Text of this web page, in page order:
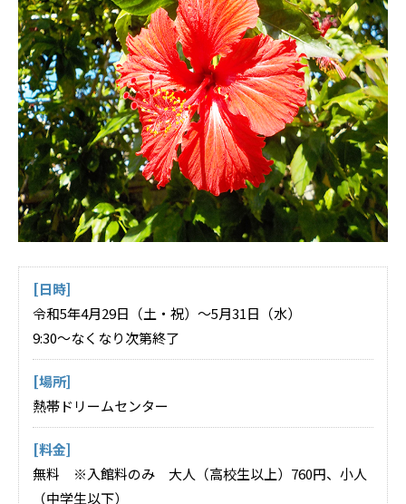
[日時]
令和5年4月29日（土・祝）～5月31日（水）
9:30～なくなり次第終了
[場所]
熱帯ドリームセンター
[料金]
無料 ※入館料のみ 大人（高校生以上）760円、小人
（中学生以下）